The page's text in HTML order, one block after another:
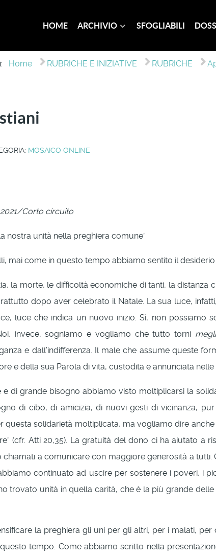
HOME ARCHIVIO SFOGLIABILI
Home RUBRICHE E INIZIATIVE RUBRICHE
MOSAICO ONLINE
Corto circuito
nostra unità nella preghiera comune”
mai come in questo tempo abbiamo sentito il
la morte, le difficoltà economiche di tanti, la
dopo aver celebrato il Natale. La sua luce,
luce che indica un nuovo inizio. Sì, non possiamo
invece, sogniamo e vogliamo che tutto torni
e dall’indifferenza. Il male che assume queste
e della sua Parola di vita, custodita e annunciata
e di grande bisogno abbiamo visto moltiplicarsi la
di cibo, di amicizia, di nuovi gesti di vicinanza,
questa solidarietà moltiplicata, ma vogliamo dire
(cfr. Atti 20,35). La gratuità del dono ci ha aiutato a
chiamati a comunicare con maggiore generosità a
continuato ad uscire per sostenere i poveri, i
trovato unità in quella carità, che è la più grande
la preghiera gli uni per gli altri, per i malati,
tempo. Come abbiamo scritto nella